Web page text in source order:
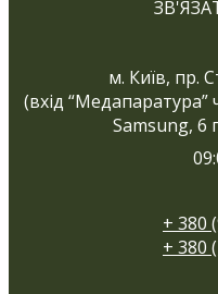
м. Київ, пр.
(вхід “Медапаратура”
Samsung, 6
+ 380
+ 380